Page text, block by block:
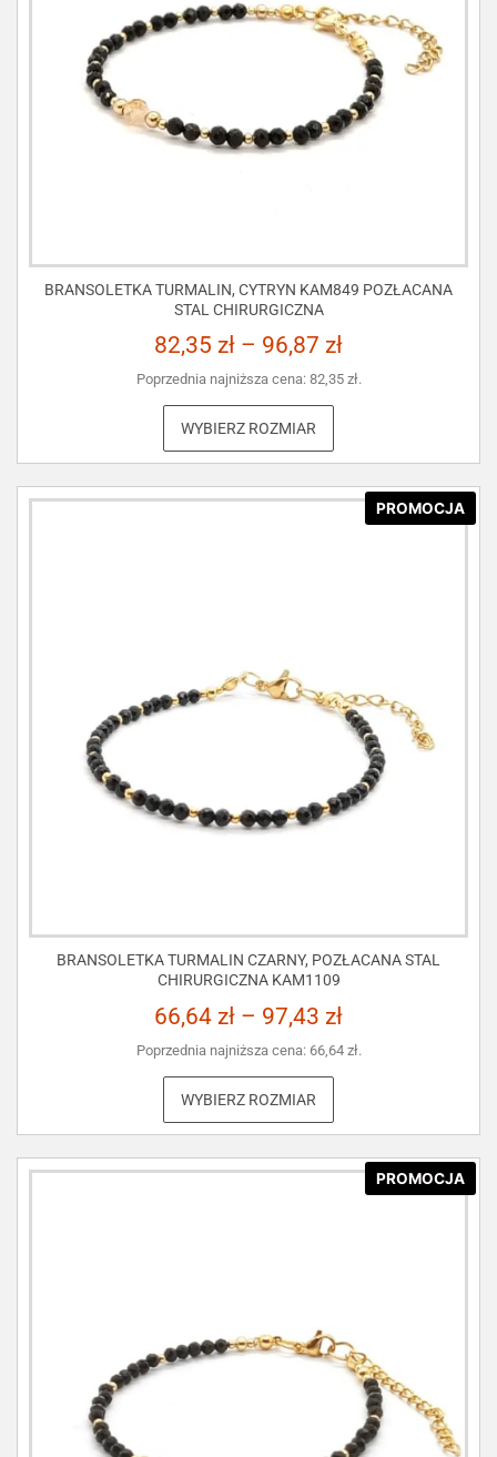
BRANSOLETKA TURMALIN, CYTRYN KAM849 POZŁACANA
STAL CHIRURGICZNA
82,35 zł – 96,87 zł
Poprzednia najniższa cena: 82,35 zł.
WYBIERZ ROZMIAR
PROMOCJA
BRANSOLETKA TURMALIN CZARNY, POZŁACANA STAL
CHIRURGICZNA KAM1109
66,64 zł – 97,43 zł
Poprzednia najniższa cena: 66,64 zł.
WYBIERZ ROZMIAR
PROMOCJA